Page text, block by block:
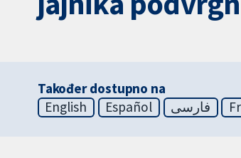
Također dostupno na
English
Español فارسی